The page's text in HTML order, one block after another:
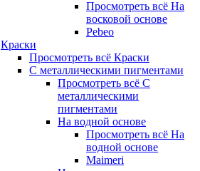
Просмотреть всё На
восковой основе
Pebeo
Краски
Просмотреть всё Краски
С металлическими пигментами
Просмотреть всё С
металлическими
пигментами
На водной основе
Просмотреть всё На
водной основе
Maimeri